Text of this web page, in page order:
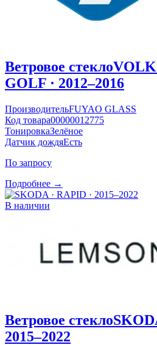
Ветровое стекло
GOLF · 2012–2016
ПроизводительFUYAO GLASS
Код товара00000012775
ТонировкаЗелёное
Датчик дождяЕсть
По запросу
Подробнее →
В наличии
Ветровое стекло
2015–2022